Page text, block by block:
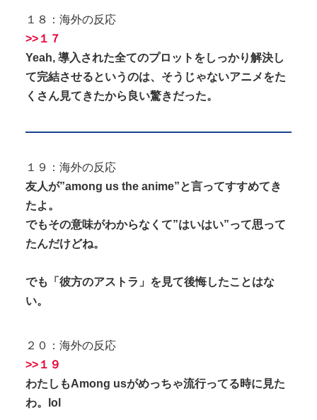
１８：海外の反応
>>１７
Yeah, 導入された全てのプロットをしっかり解決し
て完結させるというのは、そうじゃないアニメをた
くさん見てきたから良い驚きだった。
１９：海外の反応
友人が”among us the anime”と言ってすすめてき
たよ。
でもその意味がわからなくて”はいはい”って思って
たんだけどね。
でも「彼方のアストラ」を見て後悔したことはな
い。
２０：海外の反応
>>１９
わたしもAmong usがめっちゃ流行ってる時に見た
わ。lol